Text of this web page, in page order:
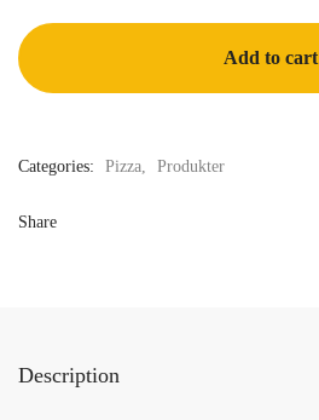
Add to cart
Categories: Pizza, Produkter
Share
Description